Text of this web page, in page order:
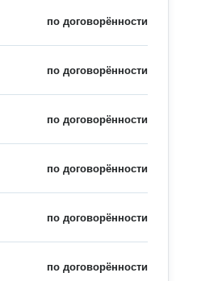
по договорённости
по договорённости
по договорённости
по договорённости
по договорённости
по договорённости